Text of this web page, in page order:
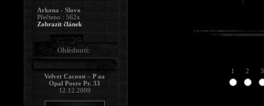
1 2 3
Arkona - Slovo
Přečteno : 562x
Zobrazit článek
Ohlédnutí:
Velvet Cacoon – P aa
Opal Poere Pr. 33
12.12.2009